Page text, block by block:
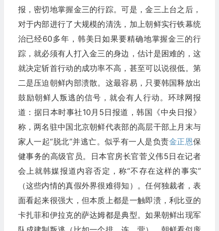
报，密切地掌握金三的行踪。可是，金三上台之后，
对于内部进行了大规模的清洗，加上朝鲜实行铁幕统
治已经60多年，韩美日如果要精确地掌握金三的行
踪，就必须有人打入金三的身边，估计是困难的，这
就决定斩首行动的成功率不高，甚至可以说很低。第
二是压迫朝鲜内部溃散。这最容易，只要韩国释放出
鼓励朝鲜人叛逃的信号，就会有人行动。环球网报
道：据日本时事社10月5日报道，韩国《中央日报》
称，两名驻中国北京朝鲜代表部的高层干部上月末与
家人一起“脱北”并逃亡。似乎有一人是负责金正恩保
健事务的高级官员。日本官房长官菅义伟5日在记者
会上就韩媒报道内容否定，称“不存在这样的事实”
（这些内情的真假外界很难得知）。任何独裁者，表
面看起来很强大，但本质上都是一触即溃，利比亚的
卡扎菲和伊拉克的萨达姆都是典型。如果朝鲜出现军